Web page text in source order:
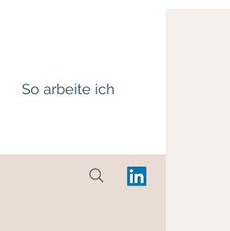
So arbeite ich